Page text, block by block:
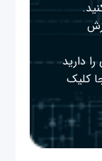
دارید
کلیک